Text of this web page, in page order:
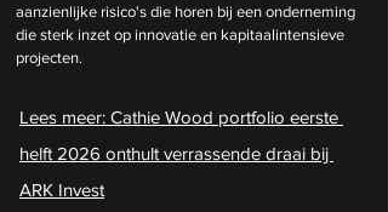
aanzienlijke risico's die horen bij een onderneming
die sterk inzet op innovatie en kapitaalintensieve
projecten.
Lees meer: Cathie Wood portfolio eerste
helft 2026 onthult verrassende draai bij
ARK Invest